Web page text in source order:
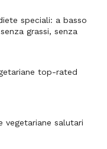
speciali: a basso
grassi, senza
top-rated
vegetariane salutari